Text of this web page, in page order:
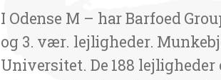
I Odense M – har Barfoed
og 3. vær. lejligheder.
Universitet. De 188